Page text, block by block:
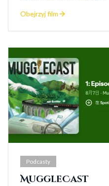
Obejrzyj film
Podcasty
MuggleCast